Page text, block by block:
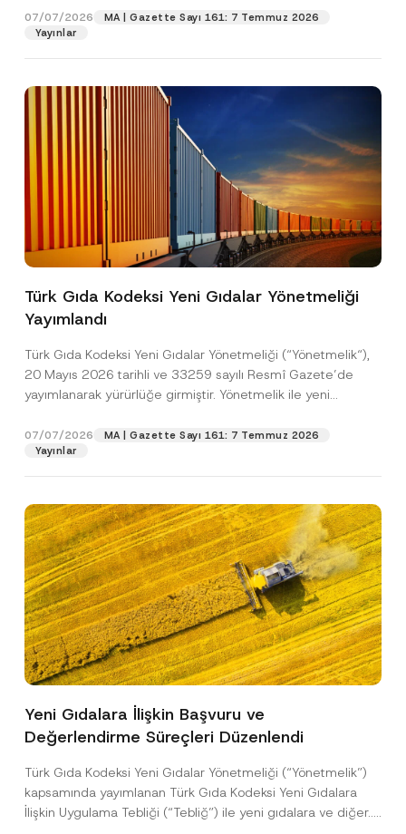
07/07/2026
MA | Gazette Sayı 161: 7 Temmuz 2026
Yayınlar
Türk Gıda Kodeksi Yeni Gıdalar Yönetmeliği
Yayımlandı
Türk Gıda Kodeksi Yeni Gıdalar Yönetmeliği (“Yönetmelik“),
20 Mayıs 2026 tarihli ve 33259 sayılı Resmî Gazete’de
yayımlanarak yürürlüğe girmiştir. Yönetmelik ile yeni
07/07/2026
MA | Gazette Sayı 161: 7 Temmuz 2026
Yayınlar
Yeni Gıdalara İlişkin Başvuru ve
Değerlendirme Süreçleri Düzenlendi
Türk Gıda Kodeksi Yeni Gıdalar Yönetmeliği (“Yönetmelik”)
kapsamında yayımlanan Türk Gıda Kodeksi Yeni Gıdalara
İlişkin Uygulama Tebliği (“Tebliğ”) ile yeni gıdalara ve diğer...
e
s
iPozisyon
E-Posta Adresi
Telefon Numarası
P
i
v
a
c
o
t
c
*
Bu iletişim formu aracılığıyla sağlanan kişisel
anladım.
A
p
o
v
*
Bu iletişim formunu göndererek,aydınlatma
metninde açıklanan şekilde kişisel verilerimin